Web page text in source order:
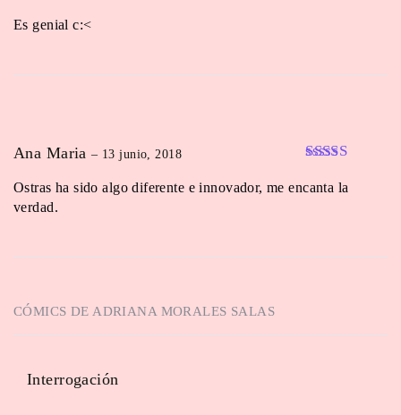
Es genial c:<
5de 5
Ana Maria– 13 junio, 2018
Ostras ha sido algo diferente e innovador, me encanta la
verdad.
CÓMICS DE ADRIANA MORALES SALAS
Interrogación